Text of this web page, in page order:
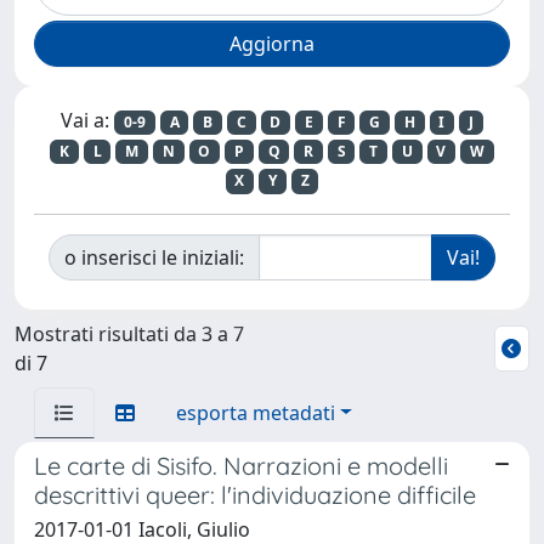
Vai a: 0-9 A B C D E F G H I
J
K
L M N O P Q R S T U V
W
X
Y Z
o inserisci le iniziali:
Mostrati risultati da 3 a 7
di 7
esporta metadati
Le carte di Sisifo. Narrazioni e modelli
descrittivi queer: l'individuazione difficile
2017-01-01 Iacoli, Giulio